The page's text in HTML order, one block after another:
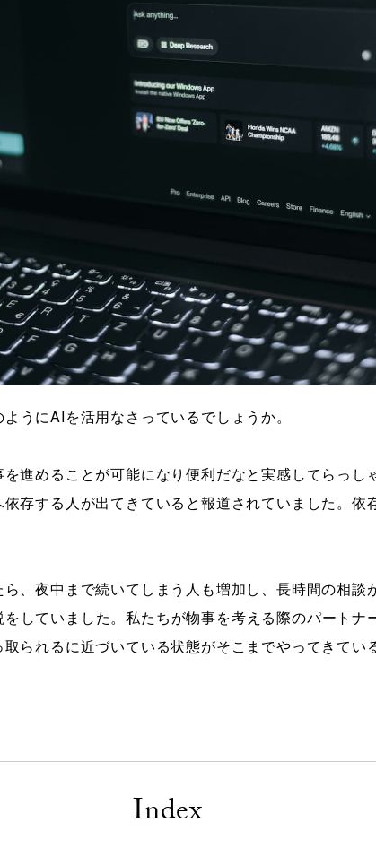
うにAIを活用なさっているでしょうか。
進めることが可能になり便利だなと実感してらっし
存する人が出てきていると報道されていました。依
、夜中まで続いてしまう人も増加し、長時間の相談
していました。私たちが物事を考える際のパートナ
られるに近づいている状態がそこまでやってきてい
Index